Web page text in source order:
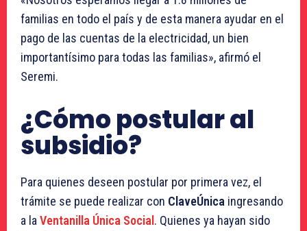
familias en todo el país y de esta manera ayudar en el
pago de las cuentas de la electricidad, un bien
importantísimo para todas las familias», afirmó el
Seremi.
¿Cómo postular al
subsidio?
Para quienes deseen postular por primera vez, el
trámite se puede realizar con ClaveÚnica ingresando
a la Ventanilla Única Social. Quienes ya hayan sido